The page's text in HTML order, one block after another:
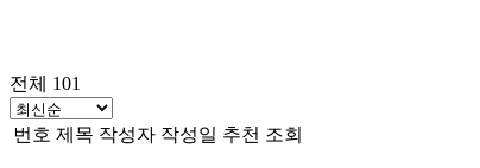
전체 101
번호 제목 작성자 작성일 추천 조회